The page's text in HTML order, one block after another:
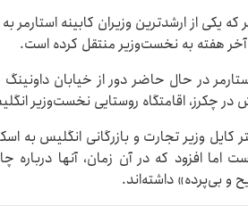
یکی از ارشدترین وزیران کابینه
هفته به نخست‌وزیر منتقل کرده است.
استارمر در حال حاضر دور از خیابان
در چکرز، اقامتگاه روستایی نخست‌وزیر
کایل وزیر تجارت و بازرگانی انگلیس به
اما افزود که در آن زمان، آنها
و بی‌پرده» داشته‌اند.